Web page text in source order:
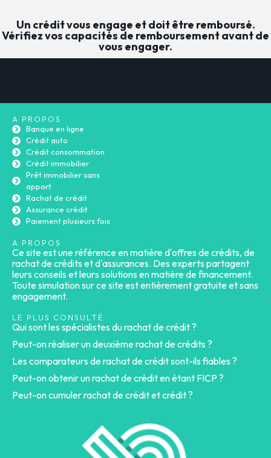
Un crédit vous engage et doit être remboursé.
Vérifiez vos capacités de remboursement avant de
vous engager.
A PROPOS
Banque en ligne
Crédit auto
Crédit consommation
Crédit immobilier
Prêt immobilier sans
apport
Rachat de crédit
Assurance crédit
Paiement plusieurs fois
A PROPOS
Ce site est une référence en matière d'offres de crédits, de
rachat de crédits et d'assurances. Des experts partagent
leurs conseils et leurs solutions en matière de financement.
Toute simulation sur ce site est entièrement gratuite et sans
engagement.
LE PLUS CONSULTÉ
Qui sont les spécialistes du rachat de crédit ?
Peut-on réaliser un deuxième rachat de crédits ?
Les comparateurs de rachat de crédit sont-ils fiables ?
Peut-on obtenir un rachat de crédit en étant FICP ?
Peut-on cumuler rachat de crédit et crédit ?